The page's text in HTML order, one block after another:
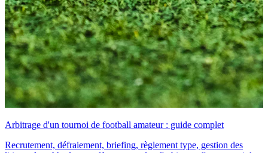
Arbitrage d'un tournoi de football amateur : guide complet
Recrutement, défraiement, briefing, règlement type, gestion des